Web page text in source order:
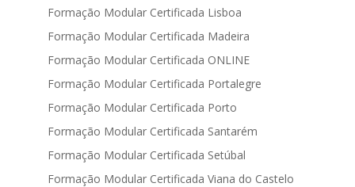
Formação Modular Certificada Lisboa
Formação Modular Certificada Madeira
Formação Modular Certificada ONLINE
Formação Modular Certificada Portalegre
Formação Modular Certificada Porto
Formação Modular Certificada Santarém
Formação Modular Certificada Setúbal
Formação Modular Certificada Viana do Castelo